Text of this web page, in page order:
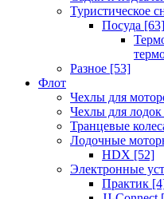
Туристическое
Посуда [63]
Разное [53]
Флот
Чехлы для
Чехлы для лодок
Транцевые
Лодочные
HDX [52]
Электронные
Практик